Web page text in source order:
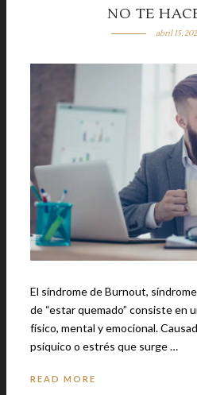
NO TE
abril 15,
El síndrome de Burnout,
de “estar quemado” consiste en
físico, mental y emocional. Causado por el cansancio
psíquico o estrés que surge …
READ MORE